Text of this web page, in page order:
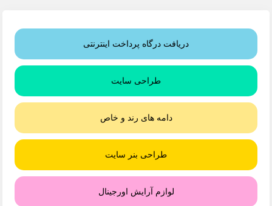
دریافت درگاه پرداخت اینترنتی
طراحی سایت
دامه های رند و خاص
طراحی بنر سایت
لوازم آرایش اورجینال